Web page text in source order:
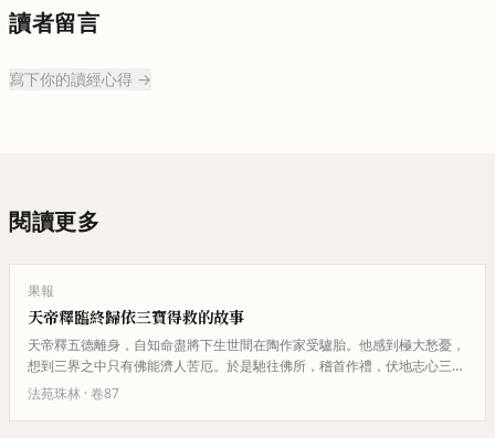
讀者留言
寫下你的讀經心得 →
閱讀更多
果報
天帝釋臨終歸依三寶得救的故事
天帝釋五德離身，自知命盡將下生世間在陶作家受驢胎。他感到極大愁憂，
想到三界之中只有佛能濟人苦厄。於是馳往佛所，稽首作禮，伏地志心三自
歸命佛法聖眾。未起之間其神忽…
法苑珠林 · 卷87